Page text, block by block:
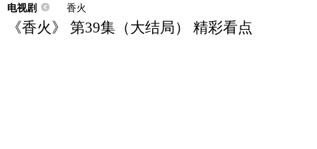
电视剧 香火
《香火》 第39集（大结局） 精彩看点